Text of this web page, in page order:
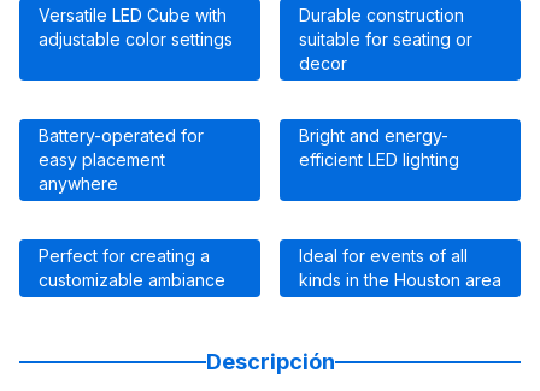
Versatile LED Cube with
adjustable color settings
Durable construction
suitable for seating or
decor
Battery-operated for
easy placement
anywhere
Bright and energy-
efficient LED lighting
Perfect for creating a
customizable ambiance
Ideal for events of all
kinds in the Houston area
Descripción